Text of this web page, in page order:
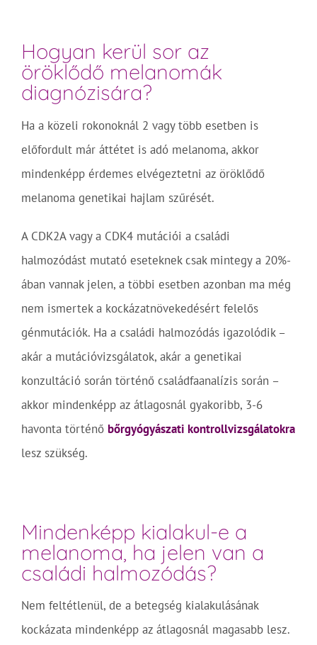
Hogyan kerül sor az
öröklődő melanomák
diagnózisára?
Ha a közeli rokonoknál 2 vagy több esetben is
előfordult már áttétet is adó melanoma, akkor
mindenképp érdemes elvégeztetni az öröklődő
melanoma genetikai hajlam szűrését.
A CDK2A vagy a CDK4 mutációi a családi
halmozódást mutató eseteknek csak mintegy a 20%-
ában vannak jelen, a többi esetben azonban ma még
nem ismertek a kockázatnövekedésért felelős
génmutációk. Ha a családi halmozódás igazolódik –
akár a mutációvizsgálatok, akár a genetikai
konzultáció során történő családfaanalízis során –
akkor mindenképp az átlagosnál gyakoribb, 3-6
havonta történő bőrgyógyászati kontrollvizsgálatokra
lesz szükség.
Mindenképp kialakul-e a
melanoma, ha jelen van a
családi halmozódás?
Nem feltétlenül, de a betegség kialakulásának
kockázata mindenképp az átlagosnál magasabb lesz.